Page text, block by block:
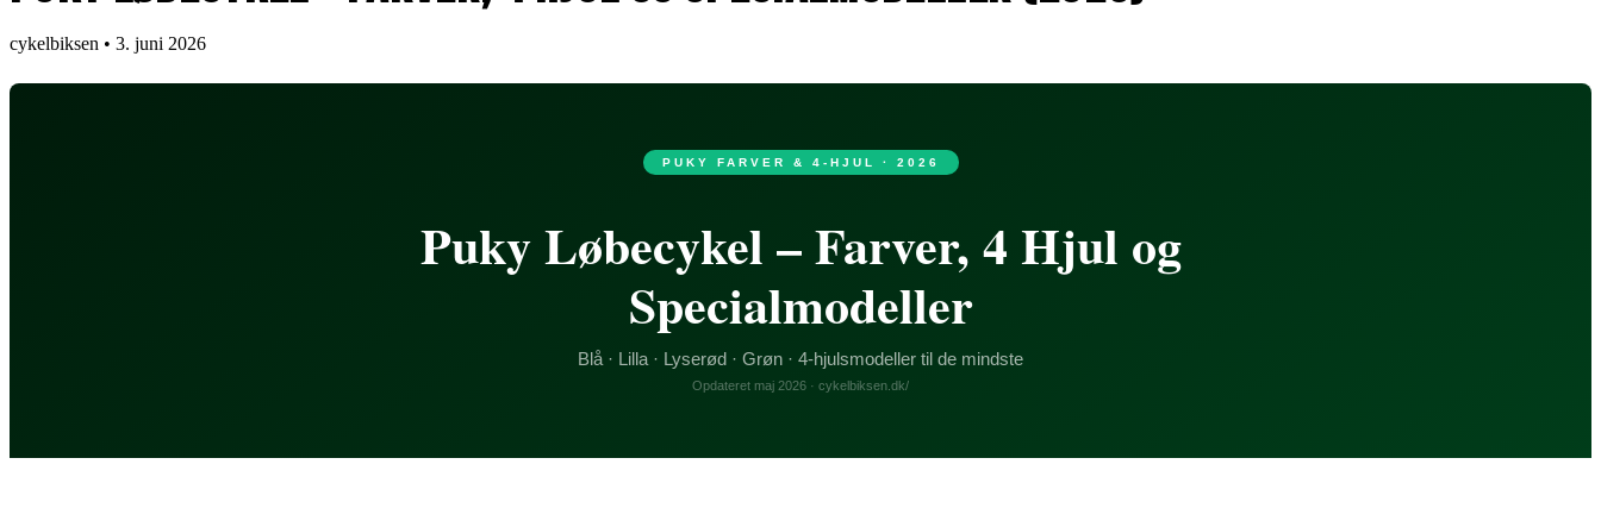
cykelbiksen • 3. juni 2026
PUKY FARVER & 4-HJUL · 2026
Puky Løbecykel – Farver, 4 Hjul og
Specialmodeller
Blå · Lilla · Lyserød · Grøn · 4-hjulsmodeller til de mindste
Opdateret maj 2026 · cykelbiksen.dk/